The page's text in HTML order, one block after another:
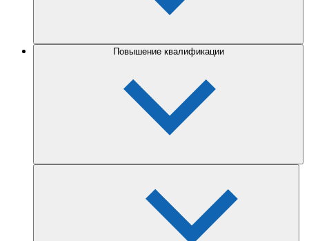
Повышение квалификации